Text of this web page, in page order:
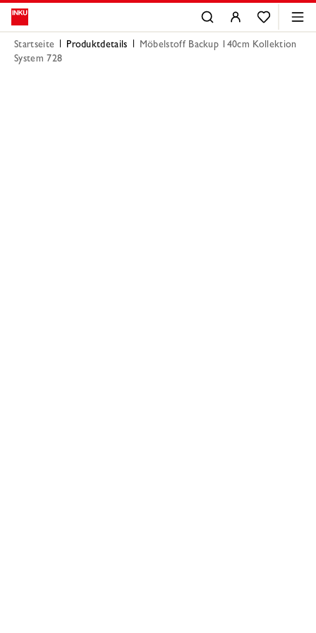
Startseite Produktdetails
Möbelstoff Backup 140cm Kollektion
System 728